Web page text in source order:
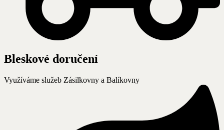
Bleskové doručení
Využíváme služeb Zásilkovny a Balíkovny